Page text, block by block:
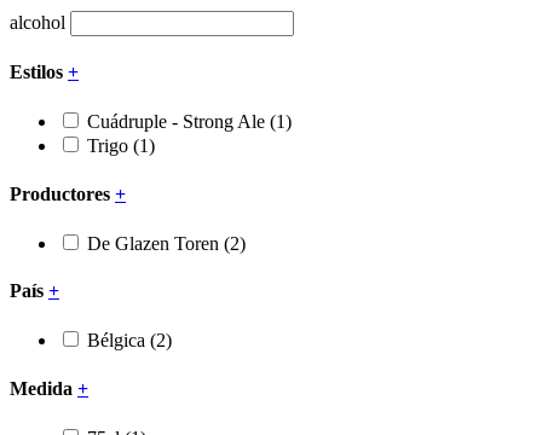
alcohol
Estilos +
Cuádruple - Strong Ale (1)
Trigo (1)
Productores +
De Glazen Toren (2)
País +
Bélgica (2)
Medida +